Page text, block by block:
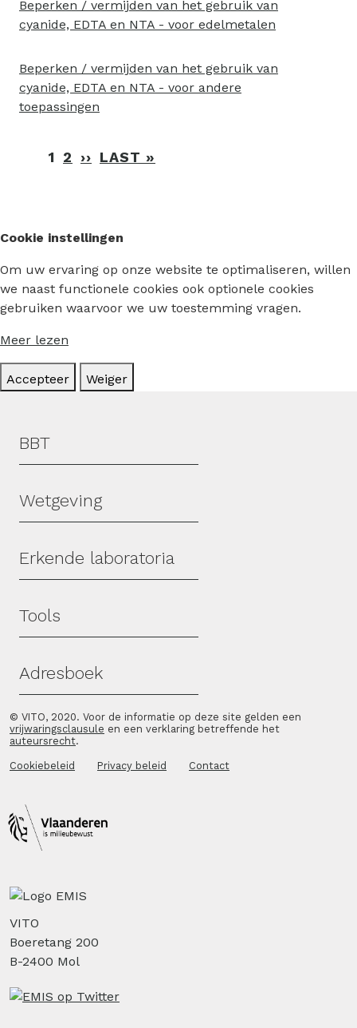
Beperken / vermijden van het gebruik van
cyanide, EDTA en NTA - voor edelmetalen
Beperken / vermijden van het gebruik van
cyanide, EDTA en NTA - voor andere
toepassingen
Paginering
1 2 ›› VOLGENDE
LAST »
Cookie instellingen
Om uw ervaring op onze website te optimaliseren, willen
we naast functionele cookies ook optionele cookies
gebruiken waarvoor we uw toestemming vragen.
Meer lezen
Accepteer Weiger
Hoofdmenu
BBT
Wetgeving
Erkende laboratoria
Tools
Adresboek
© VITO, 2020. Voor de informatie op deze site gelden een
vrijwaringsclausule en een verklaring betreffende het
auteursrecht.
Cookiebeleid Privacy beleid Contact
VITO
Boeretang 200
B-2400 Mol